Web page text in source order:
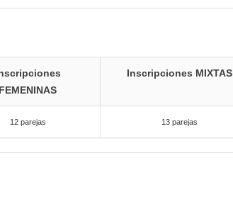
FEMENINAS
Inscripciones MIXTAS
12 parejas 13 parejas